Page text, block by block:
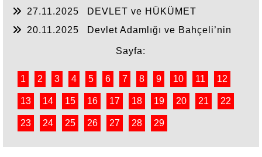
27.11.2025
DEVLET ve HÜKÜMET
20.11.2025
Devlet Adamlığı ve Bahçeli’nin
Sayfa:
1 2 3 4 5 6 7 8 9 10 11 12
13 14 15 16 17 18 19 20 21 22
23 24 25 26 27 28 29